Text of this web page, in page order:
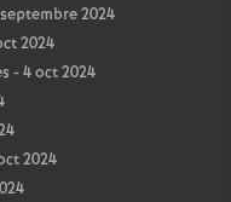
2024
2024
- 4 oct 2024
2024